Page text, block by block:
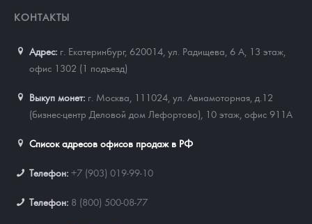
КОНТАКТЫ
Адрес: г. Екатеринбург, 620014 ул. Радищева, 6 А, 13 этаж,
офис 1302 (1 подъезд)
Выкуп монет: г. Москва, 111024, ул. Авиамоторная, д.12
(бизнес-центр Деловой дом Лефортово), 10 этаж, офис 911А
Список адресов офисов продаж в РФ
Телефон: +7 (903) 019-99-10
Телефон: 8 (800) 500-08-77